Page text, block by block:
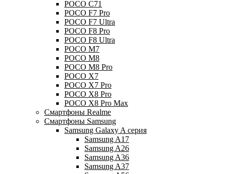
POCO C71
POCO F7 Pro
POCO F7 Ultra
POCO F8 Pro
POCO F8 Ultra
POCO M7
POCO M8
POCO M8 Pro
POCO X7
POCO X7 Pro
POCO X8 Pro
POCO X8 Pro Max
Смартфоны Realme
Смартфоны Samsung
Samsung Galaxy A серия
Samsung A17
Samsung A26
Samsung A36
Samsung A37